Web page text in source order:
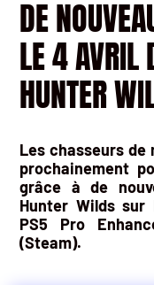
DE
LE 4 AVRIL
HUNTER
Les chasseurs de
prochainement
grâce à de
Hunter Wilds
PS5 Pro
(Steam).